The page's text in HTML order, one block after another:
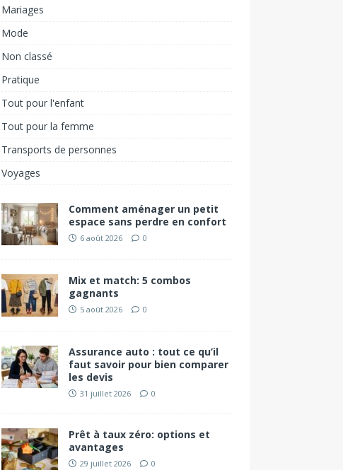
Mariages
Mode
Non classé
Pratique
Tout pour l'enfant
Tout pour la femme
Transports de personnes
Voyages
Comment aménager un petit
espace sans perdre en confort
6 août 2026 0
Mix et match: 5 combos
gagnants
5 août 2026 0
Assurance auto : tout ce qu’il
faut savoir pour bien comparer
les devis
31 juillet 2026 0
Prêt à taux zéro: options et
avantages
29 juillet 2026 0